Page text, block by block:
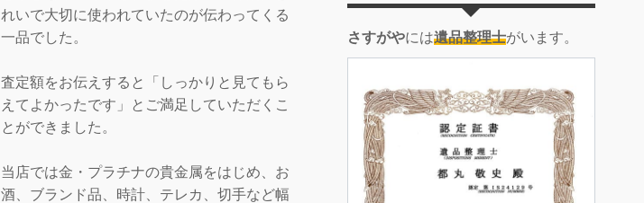
れいで大切に使われていたのが伝わってくる
一品でした。
査定額をお伝えすると「しっかりと見てもら
えてよかったです」とご満足していただくこ
とができました。
当店では金・プラチナの貴金属をはじめ、お
酒、ブランド品、時計、テレカ、切手など幅
さすがやには遺品整理士がいます。